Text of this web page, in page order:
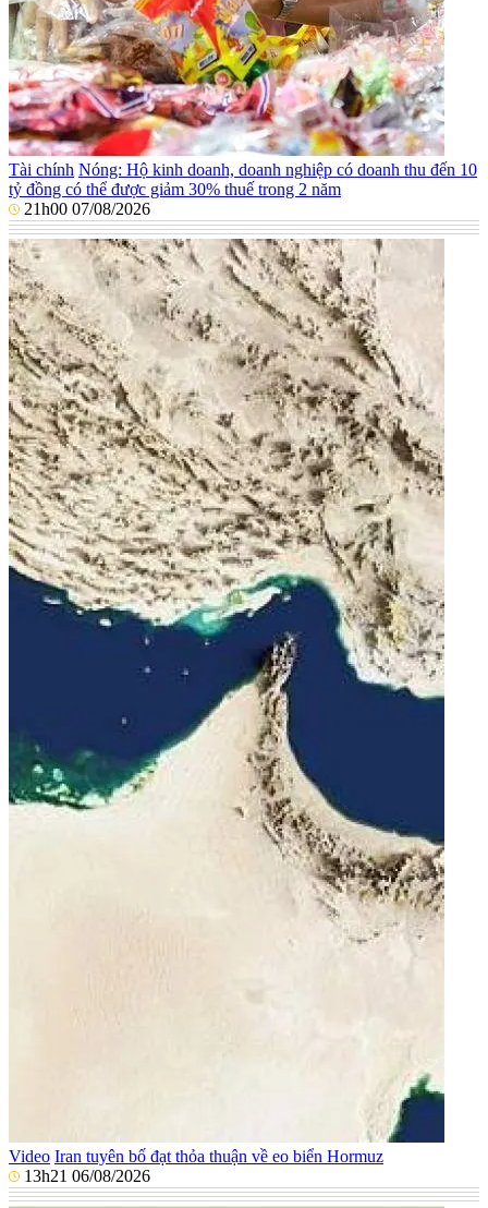
Tài chính Nóng: Hộ kinh doanh, doanh nghiệp có doanh thu đến 10
tỷ đồng có thể được giảm 30% thuế trong 2 năm
21h00 07/08/2026
Video Iran tuyên bố đạt thỏa thuận về eo biển Hormuz
13h21 06/08/2026